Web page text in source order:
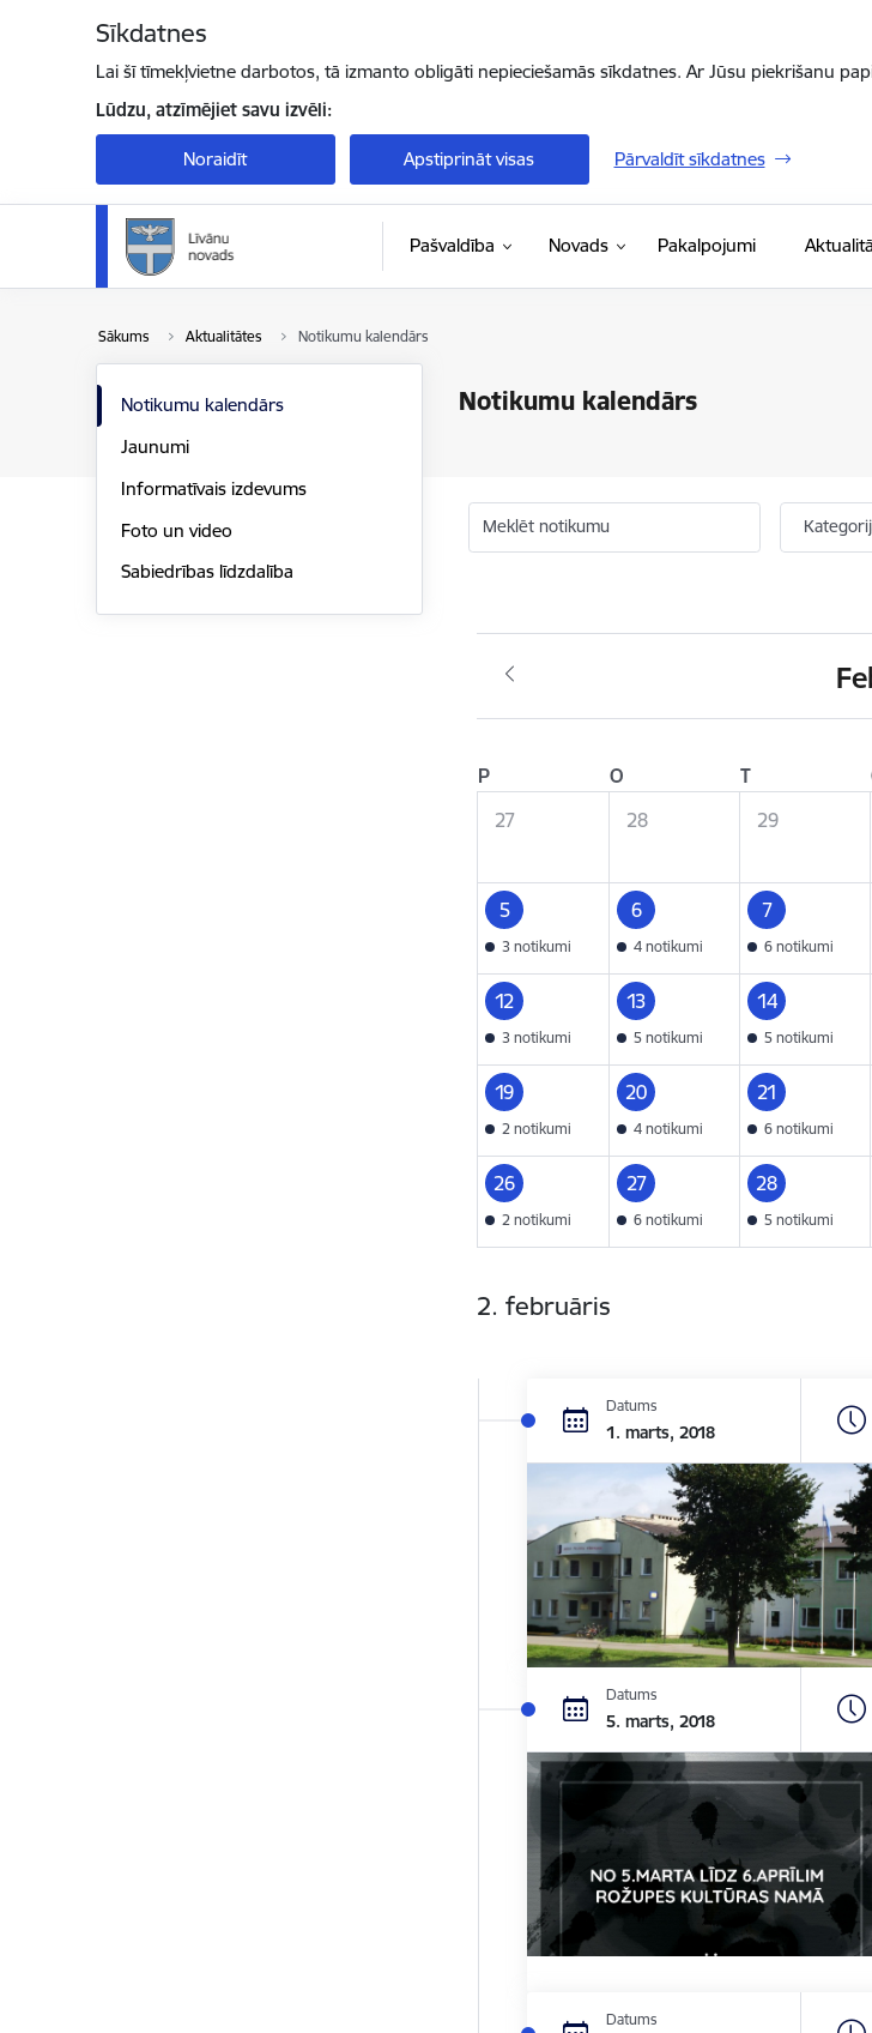
Sīkdatnes
Lai šī tīmekļvietne darbotos, tā izmanto obligāti nepieciešamās sīkdatnes. Ar Jūsu piekrišanu
Lūdzu, atzīmējiet savu izvēli:
Noraidīt Apstiprināt visas Pārvaldīt sīkdatnes
Pašvaldība Novads Pakalpojumi
Sākums Aktualitātes Notikumu kalendārs
Notikumu kalendārs
Notikumu kalendārs
Jaunumi
Informatīvais izdevums
Foto un video
Sabiedrības līdzdalība
Meklēt notikumu
P O T
27
28 29
5
3 notikumi
6
4 notikumi
7
6 notikumi
12
3 notikumi
13
5 notikumi
14
5 notikumi
19
2 notikumi
20
4 notikumi
21
6 notikumi
26
2 notikumi
27
6 notikumi
28
5 notikumi
2. februāris
Datums
1. marts, 2018
Datums
5. marts, 2018
Datums